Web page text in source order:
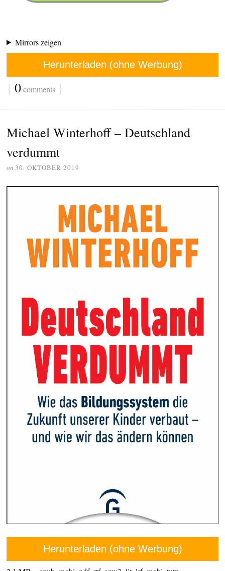
Mirrors zeigen
Herunterladen (ohne Werbung)
{ 0comments }
Michael Winterhoff – Deutschland
verdummt
on 30. OKTOBER 2019
Herunterladen (ohne Werbung)